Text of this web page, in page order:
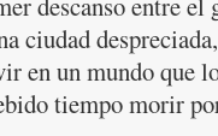
ciudad
en un mundo que
tiempo morir